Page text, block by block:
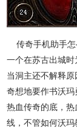
传奇手机助手怎
一个在苏古出城
当洞主还不解释
奇想地要作书沃
热血传奇的底，
线，不管如何沃玛